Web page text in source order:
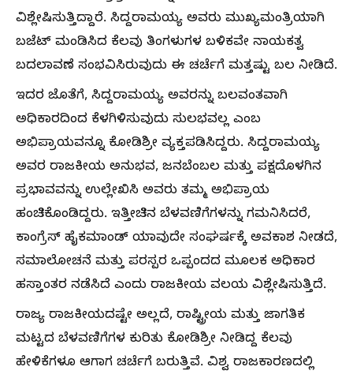
ವಿಶ್ಲೇಷಿಸುತ್ತಿದ್ದಾರೆ. ಸಿದ್ದರಾಮಯ್ಯ ಅವರು ಮುಖ್ಯಮಂತ್ರಿಯಾಗಿ
ಬಜೆಟ್ ಮಂಡಿಸಿದ ಕೆಲವು ತಿಂಗಳುಗಳ ಬಳಿಕವೇ ನಾಯಕತ್ವ
ಬದಲಾವಣೆ ಸಂಭವಿಸಿರುವುದು ಈ ಚರ್ಚೆಗೆ ಮತ್ತಷ್ಟು ಬಲ ನೀಡಿದೆ.
ಇದರ ಜೊತೆಗೆ, ಸಿದ್ದರಾಮಯ್ಯ ಅವರನ್ನು ಬಲವಂತವಾಗಿ
ಅಧಿಕಾರದಿಂದ ಕೆಳಗಿಳಿಸುವುದು ಸುಲಭವಲ್ಲ ಎಂಬ
ಅಭಿಪ್ರಾಯವನ್ನೂ ಕೋಡಿಶ್ರೀ ವ್ಯಕ್ತಪಡಿಸಿದ್ದರು. ಸಿದ್ದರಾಮಯ್ಯ
ಅವರ ರಾಜಕೀಯ ಅನುಭವ, ಜನಬೆಂಬಲ ಮತ್ತು ಪಕ್ಷದೊಳಗಿನ
ಪ್ರಭಾವವನ್ನು ಉಲ್ಲೇಖಿಸಿ ಅವರು ತಮ್ಮ ಅಭಿಪ್ರಾಯ
ಹಂಚಿಕೊಂಡಿದ್ದರು. ಇತ್ತೀಚಿನ ಬೆಳವಣಿಗೆಗಳನ್ನು ಗಮನಿಸಿದರೆ,
ಕಾಂಗ್ರೆಸ್ ಹೈಕಮಾಂಡ್ ಯಾವುದೇ ಸಂಘರ್ಷಕ್ಕೆ ಅವಕಾಶ ನೀಡದೆ,
ಸಮಾಲೋಚನೆ ಮತ್ತು ಪರಸ್ಪರ ಒಪ್ಪಂದದ ಮೂಲಕ ಅಧಿಕಾರ
ಹಸ್ತಾಂತರ ನಡೆಸಿದೆ ಎಂದು ರಾಜಕೀಯ ವಲಯ ವಿಶ್ಲೇಷಿಸುತ್ತಿದೆ.
ರಾಜ್ಯ ರಾಜಕೀಯದಷ್ಟೇ ಅಲ್ಲದೆ, ರಾಷ್ಟ್ರೀಯ ಮತ್ತು ಜಾಗತಿಕ
ಮಟ್ಟದ ಬೆಳವಣಿಗೆಗಳ ಕುರಿತು ಕೋಡಿಶ್ರೀ ನೀಡಿದ್ದ ಕೆಲವು
ಹೇಳಿಕೆಗಳೂ ಆಗಾಗ ಚರ್ಚೆಗೆ ಬರುತ್ತಿವೆ. ವಿಶ್ವ ರಾಜಕಾರಣದಲ್ಲಿ